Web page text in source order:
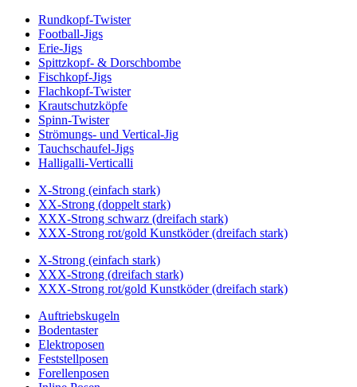
Rundkopf-Twister
Football-Jigs
Erie-Jigs
Spittzkopf- & Dorschbombe
Fischkopf-Jigs
Flachkopf-Twister
Krautschutzköpfe
Spinn-Twister
Strömungs- und Vertical-Jig
Tauchschaufel-Jigs
Halligalli-Verticalli
X-Strong (einfach stark)
XX-Strong (doppelt stark)
XXX-Strong schwarz (dreifach stark)
XXX-Strong rot/gold Kunstköder (dreifach stark)
X-Strong (einfach stark)
XXX-Strong (dreifach stark)
XXX-Strong rot/gold Kunstköder (dreifach stark)
Auftriebskugeln
Bodentaster
Elektroposen
Feststellposen
Forellenposen